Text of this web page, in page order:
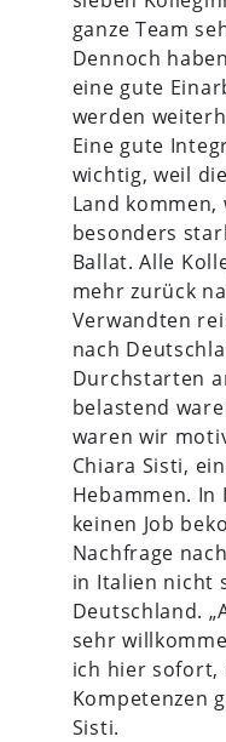
ganze Team
Dennoch
eine gute
werden
Eine gute
wichtig, weil
Land
besonders
Ballat. Alle
mehr zurück
Verwandten
nach
Durchstarten
belastend
waren wir
Chiara Sisti,
Hebammen. In
keinen Job
Nachfrage
in Italien nicht
Deutschland.
sehr
ich hier sofort,
Kompetenzen
Sisti.